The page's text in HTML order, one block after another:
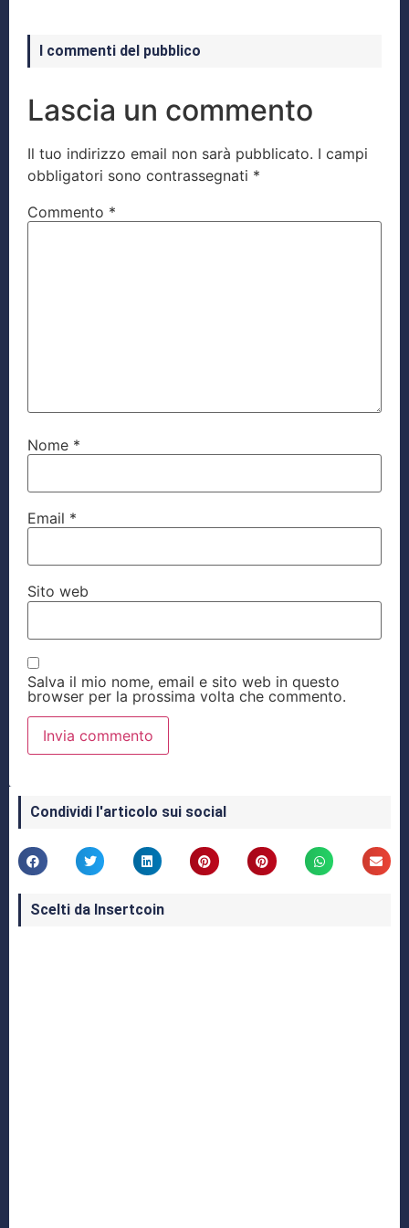
I commenti del pubblico
Lascia un commento
Il tuo indirizzo email non sarà pubblicato. I campi
obbligatori sono contrassegnati *
Commento *
Nome *
Email *
Sito web
Salva il mio nome, email e sito web in questo
browser per la prossima volta che commento.
Condividi l'articolo sui social
Scelti da Insertcoin